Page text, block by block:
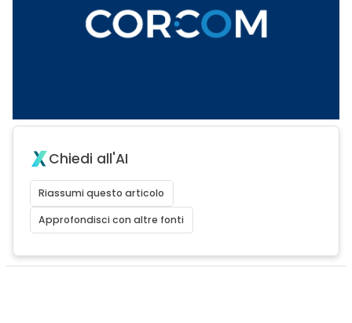
Chiedi all'AI
Riassumi questo articolo
Approfondisci con altre fonti